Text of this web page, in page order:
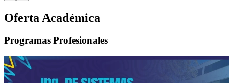
Oferta Académica
Programas Profesionales